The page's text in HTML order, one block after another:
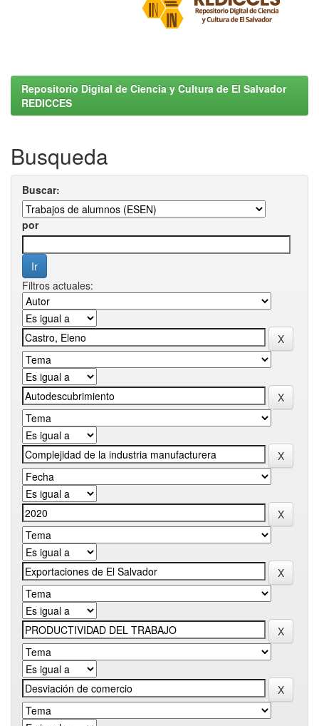
Repositorio Digital de Ciencia y Cultura de El Salvador
REDICCES
Busqueda
Buscar:
por
Filtros actuales: